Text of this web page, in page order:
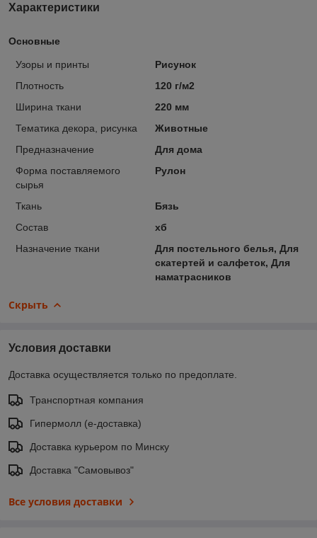
Характеристики
Основные
Узоры и принты
Рисунок
Плотность
120 г/м2
Ширина ткани
220 мм
Тематика декора, рисунка
Животные
Предназначение
Для дома
Форма поставляемого
сырья
Рулон
Ткань
Бязь
Состав
хб
Назначение ткани
Для постельного белья, Для
скатертей и салфеток, Для
наматрасников
Скрыть
Условия доставки
Доставка осуществляется только по предоплате.
Транспортная компания
Гипермолл (е-доставка)
Доставка курьером по Минску
Доставка "Самовывоз"
Все условия доставки